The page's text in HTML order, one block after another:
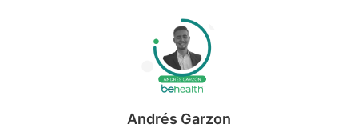
Andrés Garzon